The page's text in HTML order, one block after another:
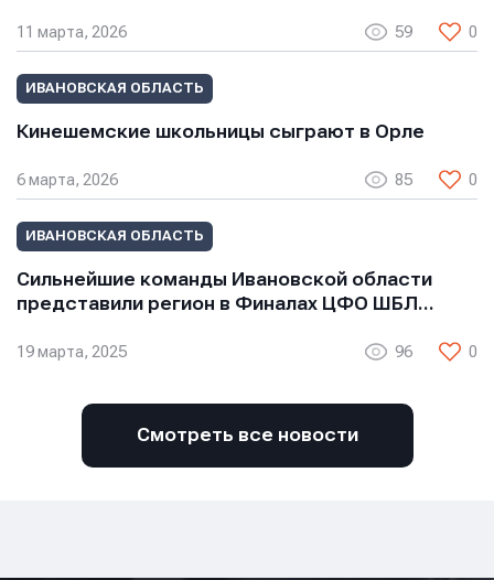
11 марта, 2026 59 0
ИВАНОВСКАЯ ОБЛАСТЬ
Кинешемские школьницы сыграют в Орле
6 марта, 2026 85 0
ИВАНОВСКАЯ ОБЛАСТЬ
Сильнейшие команды Ивановской области
представили регион в Финалах ЦФО ШБЛ…
19 марта, 2025 96 0
Смотреть все новости
Сообщение
Отправить
Нажимая кнопку “Отправить”, вы соглашаетесь с
Сообщение
Отправить
Нажимая кнопку “Отправить”, вы соглашаетесь с
Сообщение
Отправить